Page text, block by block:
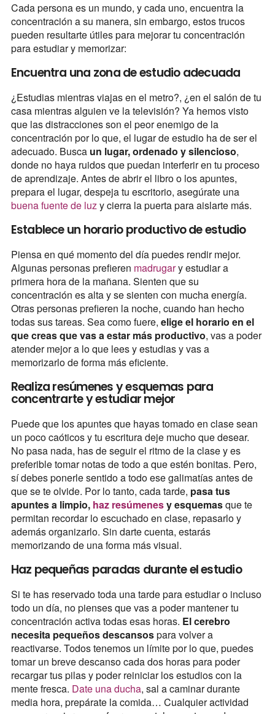
Cada persona es un mundo, y cada uno, encuentra la
concentración a su manera, sin embargo, estos trucos
pueden resultarte útiles para mejorar tu concentración
para estudiar y memorizar:
Encuentra una zona de estudio adecuada
¿Estudias mientras viajas en el metro?, ¿en el salón de tu
casa mientras alguien ve la televisión? Ya hemos visto
que las distracciones son el peor enemigo de la
concentración por lo que, el lugar de estudio ha de ser el
adecuado. Busca un lugar, ordenado y silencioso,
donde no haya ruidos que puedan interferir en tu proceso
de aprendizaje. Antes de abrir el libro o los apuntes,
prepara el lugar, despeja tu escritorio, asegúrate una
buena fuente de luzy cierra la puerta para aislarte más.
Establece un horario productivo de estudio
Piensa en qué momento del día puedes rendir mejor.
Algunas personas prefieren madrugary estudiar a
primera hora de la mañana. Sienten que su
concentración es alta y se sienten con mucha energía.
Otras personas prefieren la noche, cuando han hecho
todas sus tareas. Sea como fuere, elige el horario en el
que creas que vas a estar más productivo, vas a poder
atender mejor a lo que lees y estudias y vas a
memorizarlo de forma más eficiente.
Realiza resúmenes y esquemas para
concentrarte y estudiar mejor
Puede que los apuntes que hayas tomado en clase sean
un poco caóticos y tu escritura deje mucho que desear.
No pasa nada, has de seguir el ritmo de la clase y es
preferible tomar notas de todo a que estén bonitas. Pero,
sí debes ponerle sentido a todo ese galimatías antes de
que se te olvide. Por lo tanto, cada tarde, pasa tus
apuntes a limpio, haz resúmenesy esquemasque te
permitan recordar lo escuchado en clase, repasarlo y
además organizarlo. Sin darte cuenta, estarás
memorizando de una forma más visual.
Haz pequeñas paradas durante el estudio
Si te has reservado toda una tarde para estudiar o incluso
todo un día, no pienses que vas a poder mantener tu
concentración activa todas esas horas. El cerebro
necesita pequeños descansospara volver a
reactivarse. Todos tenemos un límite por lo que, puedes
tomar un breve descanso cada dos horas para poder
recargar tus pilas y poder reiniciar los estudios con la
mente fresca. Date una ducha, sal a caminar durante
media hora, prepárate la comida… Cualquier actividad